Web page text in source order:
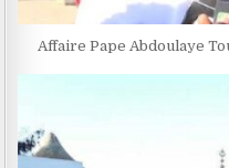
Affaire Pape Abdoulaye